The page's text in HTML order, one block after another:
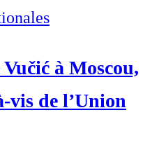
à Moscou,
vis de l’Union